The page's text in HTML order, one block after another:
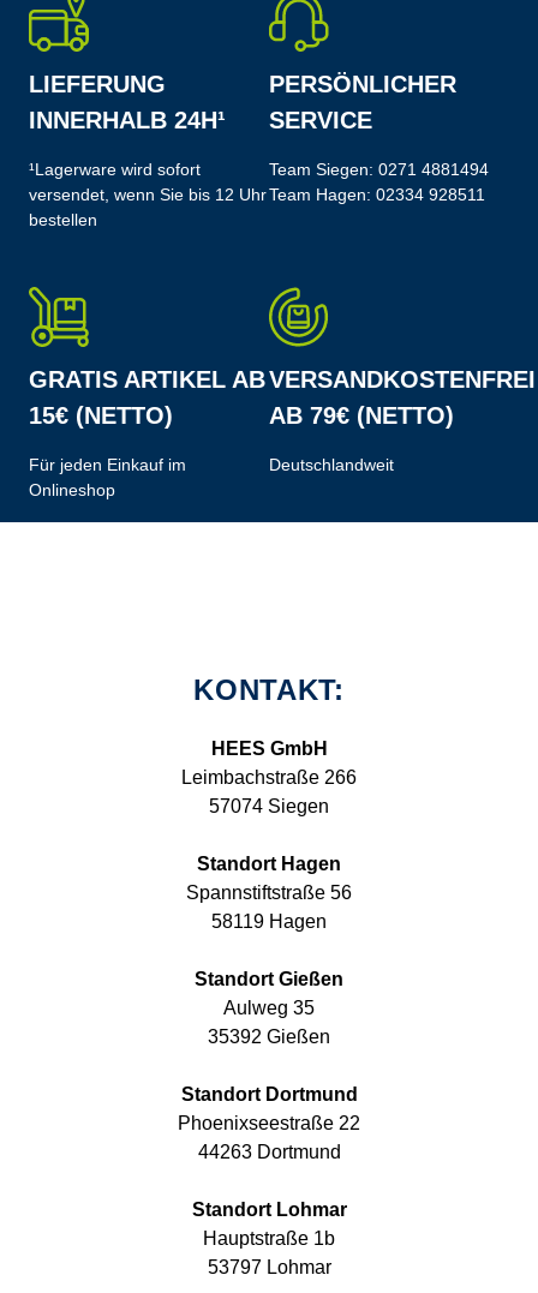
LIEFERUNG
INNERHALB 24H¹
¹Lagerware wird sofort
versendet, wenn Sie bis 12 Uhr
bestellen
PERSÖNLICHER
SERVICE
Team Siegen: 0271 4881494
Team Hagen: 02334 928511
GRATIS ARTIKEL AB
15€ (NETTO)
Für jeden Einkauf im
Onlineshop
VERSANDKOSTENFREI
AB 79€ (NETTO)
Deutschlandweit
KONTAKT:
HEES GmbH
Leimbachstraße 266
57074 Siegen
Standort Hagen
Spannstiftstraße 56
58119 Hagen
Standort Gießen
Aulweg 35
35392 Gießen
Standort Dortmund
Phoenixseestraße 22
44263 Dortmund
Standort Lohmar
Hauptstraße 1b
53797 Lohmar